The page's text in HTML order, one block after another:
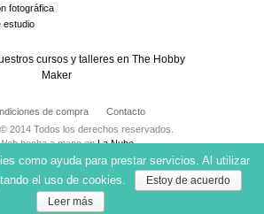
fotográfica
estudio
de compra
Contacto
2014 Todos los derechos reservados.
hecha a mano enLa Nube
como ayuda para prestar servicios. Al utilizar
el uso de cookies.
Estoy de acuerdo
Leer más